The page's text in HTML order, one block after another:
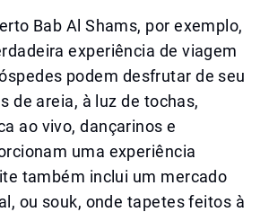
Bab Al Shams, por exemplo,
experiência de viagem
podem desfrutar de seu
de areia, à luz de tochas,
ao vivo, dançarinos e
uma experiência
também inclui um mercado
ou souk, onde tapetes feitos à